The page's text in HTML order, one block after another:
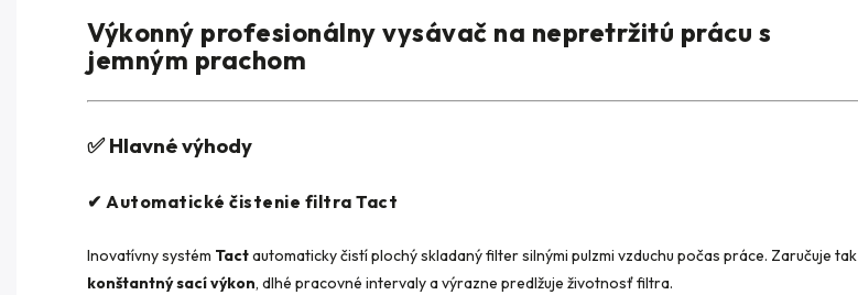
Výkonný profesionálny vysávač na nepretržitú prácu s
jemným prachom
✅Hlavné výhody
✔ Automatické čistenie filtra Tact
Inovatívny systém Tactautomaticky čistí plochý skladaný filter silnými pulzmi vzduchu počas práce. Zaručuje tak
konštantný sací výkon, dlhé pracovné intervaly a výrazne predlžuje životnosť filtra.